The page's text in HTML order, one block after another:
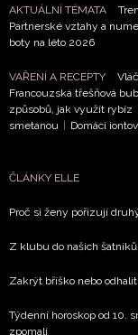
AKTUÁLNÍ TÉMATA
Partnerské vztahy a
boty na léto 2026
VAŘENÍ A RECEPTY
Francouzská třešňová
způsobů, jak využít rybíz
smetanou | Domácí
ČLÁNKY ELLE
Proč si ženy pořizují
Z klubu do našich
Zakrýt bříško nebo
Týdenní horoskop od 10.
zpomalí